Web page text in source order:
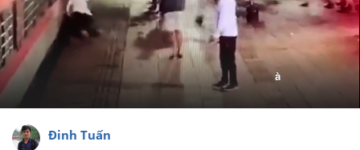
Đinh Tuấn